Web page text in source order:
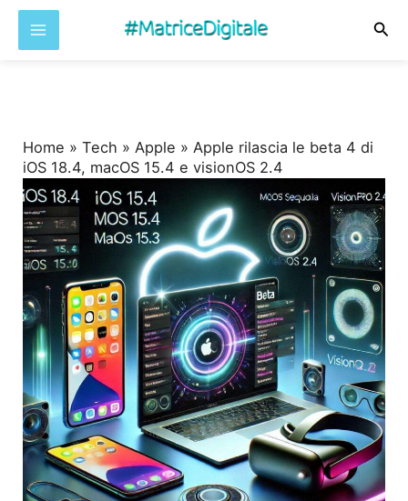
Home »Tech »Apple »Apple rilascia le beta 4 di
iOS 18.4, macOS 15.4 e visionOS 2.4